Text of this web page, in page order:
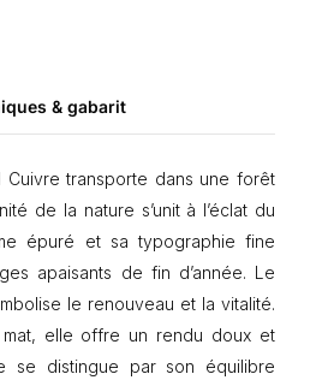
& gabarit
Cuivre transporte dans une forêt
de la nature s’unit à l’éclat du
épuré et sa typographie fine
apaisants de fin d’année. Le
le renouveau et la vitalité.
mat, elle offre un rendu doux et
se distingue par son équilibre